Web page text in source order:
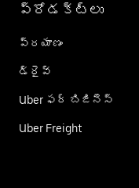
ప్రోడక్ట్؜లు
ప్రయాణం
డ్రైవ్
Uber ఫర్ బిజినెస్
Uber Freight